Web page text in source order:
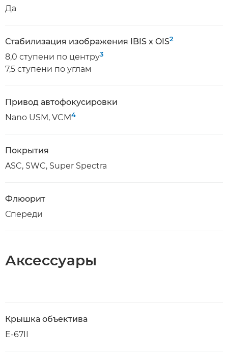
Да
Стабилизация изображения IBIS x OIS2
8,0 ступени по центру3
7,5 ступени по углам
Привод автофокусировки
Nano USM, VCM4
Покрытия
ASC, SWC, Super Spectra
Флюорит
Спереди
Аксессуары
Крышка объектива
E-67II